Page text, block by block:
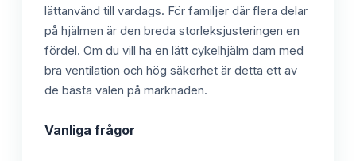
lättanvänd till vardags. För familjer där flera delar
på hjälmen är den breda storleksjusteringen en
fördel. Om du vill ha en lätt cykelhjälm dam med
bra ventilation och hög säkerhet är detta ett av
de bästa valen på marknaden.
Vanliga frågor